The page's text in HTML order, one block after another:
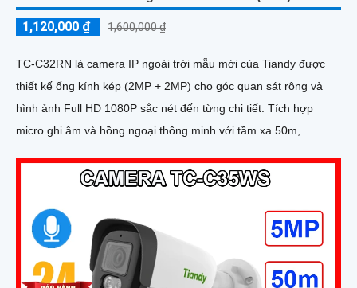
1,120,000 ₫ 1,600,000 ₫
TC-C32RN là camera IP ngoài trời mẫu mới của Tiandy được
thiết kế ống kính kép (2MP + 2MP) cho góc quan sát rộng và
hình ảnh Full HD 1080P sắc nét đến từng chi tiết. Tích hợp
micro ghi âm và hồng ngoại thông minh với tầm xa 50m,